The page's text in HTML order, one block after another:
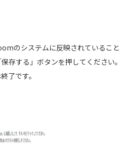
のシステムに反映されていること
存する」ボタンを押してください。
了です。